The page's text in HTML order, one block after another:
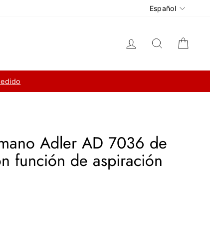
Idioma
Español
Ingresar Buscar
Adler AD 7036 de
función de aspiración